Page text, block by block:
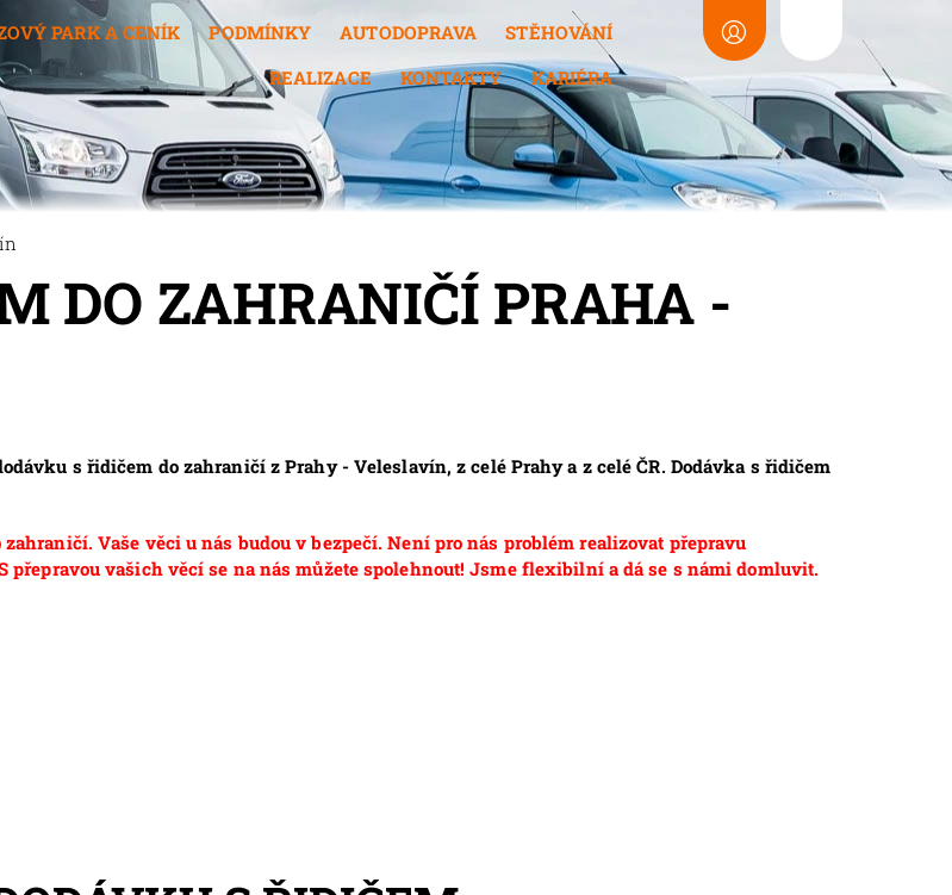
PARK A CENÍK PODMÍNKY AUTODOPRAVA
STĚHOVÁNÍ
REALIZACE
KONTAKTY KARIÉRA
DO ZAHRANIČÍ PRAHA -
s řidičem do zahraničí z Prahy - Veleslavín, z celé Prahy a z celé ČR. Dodávka s řidičem
Vaše věci u nás budou v bezpečí. Není pro nás problém realizovat přepravu
vašich věcí se na nás můžete spolehnout! Jsme flexibilní a dá se s námi domluvit.